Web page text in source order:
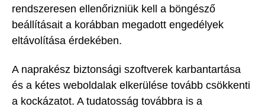
rendszeresen ellenőrizniük kell a böngésző
beállításait a korábban megadott engedélyek
eltávolítása érdekében.
A naprakész biztonsági szoftverek karbantartása
és a kétes weboldalak elkerülése tovább csökkenti
a kockázatot. A tudatosság továbbra is a